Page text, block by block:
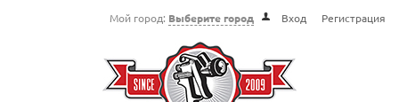
Мой город: Выберите город Вход Регистрация